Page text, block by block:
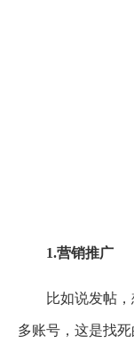
1.营销推广
比如说发帖
多账号，这是找